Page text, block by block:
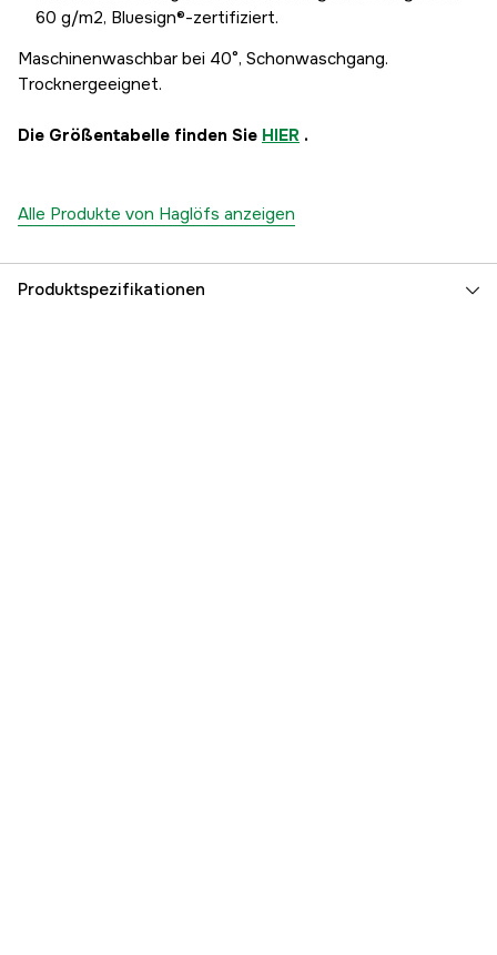
60 g/m2, Bluesign®-zertifiziert.
Maschinenwaschbar bei 40°, Schonwaschgang.
Trocknergeeignet.
Die Größentabelle finden Sie HIER .
Alle Produkte von Haglöfs anzeigen
Produktspezifikationen